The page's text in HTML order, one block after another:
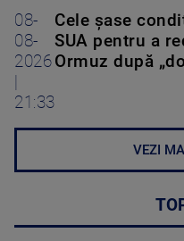
08-
08-
2026
21:33
Cele șase
SUA pentru a
Ormuz după
VEZI